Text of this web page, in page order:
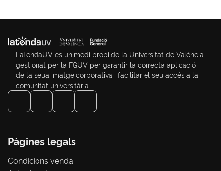
LaTendaUV és un medi propi de la Universitat de València
gestionat per la FGUV per garantir la correcta aplicació
de la seua imatge corporativa i facilitar el seu accés a la
comunitat universitària
Pàgines legals
Condicions venda